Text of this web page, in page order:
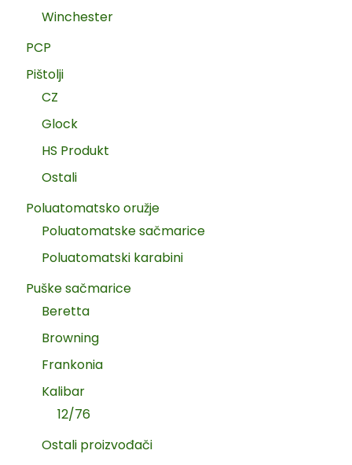
Winchester
PCP
Pištolji
CZ
Glock
HS Produkt
Ostali
Poluatomatsko oružje
Poluatomatske sačmarice
Poluatomatski karabini
Puške sačmarice
Beretta
Browning
Frankonia
Kalibar
12/76
Ostali proizvođači